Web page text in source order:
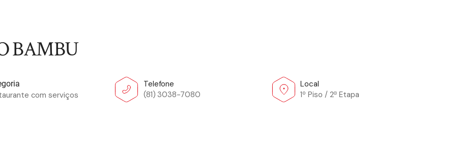
BAMBU
com serviços
Telefone
(81) 3038-7080
Local
1º Piso / 2ª Etapa